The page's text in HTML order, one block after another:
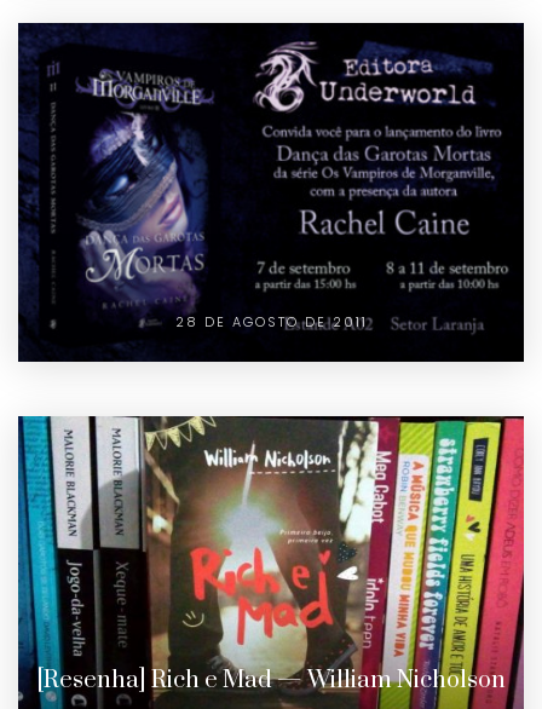
28 DE AGOSTO DE 2011
[Resenha] Rich e Mad — William Nicholson